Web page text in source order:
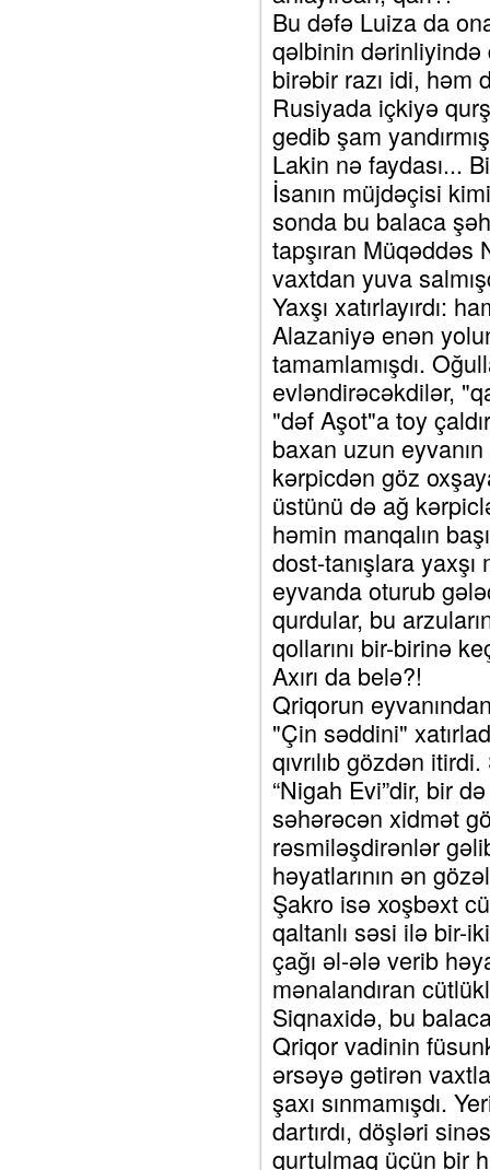
Bu dəfə Luiza da
qəlbinin
birəbir razı idi, həm
Rusiyada içkiyə
gedib şam
Lakin nə faydası...
İsanın müjdəçisi
sonda bu balaca
tapşıran
vaxtdan yuva
Yaxşı xatırlayırdı:
Alazaniyə enən
tamamlamışdı.
evləndirəcəkdilər,
"dəf Aşot"a toy
baxan uzun eyvanın
kərpicdən göz
üstünü də ağ
həmin manqalın
dost-tanışlara
eyvanda oturub
qurdular, bu
qollarını bir-birinə
Axırı da belə?!
Qriqorun
"Çin səddini"
qıvrılıb gözdən
“Nigah Evi”dir, bir
səhərəcən xidmət
rəsmiləşdirənlər
həyatlarının ən
Şakro isə xoşbəxt
qaltanlı səsi ilə bir-
çağı əl-ələ verib
mənalandıran
Siqnaxidə, bu
Qriqor vadinin
ərsəyə gətirən
şaxı sınmamışdı.
dartırdı, döşləri
qurtulmaq üçün bir